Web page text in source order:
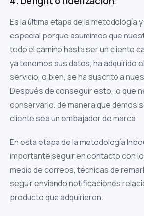
Es la última etapa de la metodología
especial porque asumimos que
todo el camino hasta ser un cliente
ya tenemos sus datos, ha adquirido
servicio, o bien, se ha suscrito a
Después de conseguir esto, lo que
conservarlo, de manera que demos
cliente sea un embajador de marca.
En esta etapa de la metodología
importante seguir en contacto con
medio de correos, técnicas de
seguir enviando notificaciones
producto que adquirieron.